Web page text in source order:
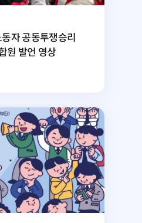
자 공동투쟁승리
원 발언 영상